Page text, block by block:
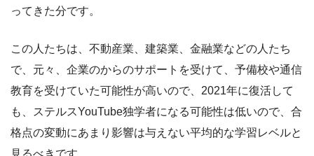
ってきた分です。
この人たちは、不動産業、建築業、金融業などの人たち
で、元々、企業のからのサポートを受けて、予備校や通信
教育を受けていた可能性が高いので、2021年に復活して
も、ステルスYouTube独学者になる可能性は低いので、合
格点の変動にあまり影響は与えない平均的な学習レベルと
見るべきです